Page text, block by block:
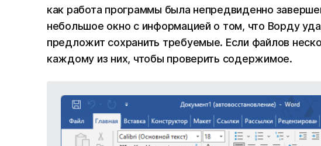
как работа программы была непредвиденно
небольшое окно с информацией о том, что Ворду
предложит сохранить требуемые. Если файлов
каждому из них, чтобы проверить содержимое.